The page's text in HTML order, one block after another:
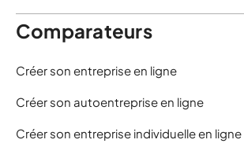
Comparateurs
Créer son entreprise en ligne
Créer son autoentreprise en ligne
Créer son entreprise individuelle en ligne